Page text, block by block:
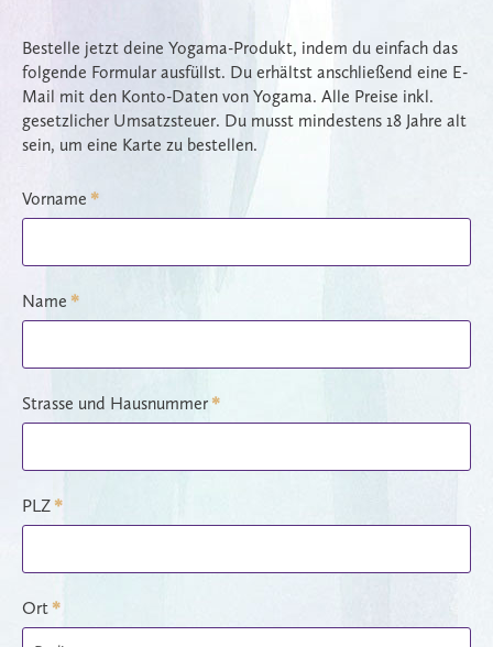
Bestelle jetzt deine Yogama-Produkt, indem du einfach das
folgende Formular ausfüllst. Du erhältst anschließend eine E-
Mail mit den Konto-Daten von Yogama. Alle Preise inkl.
gesetzlicher Umsatzsteuer. Du musst mindestens 18 Jahre alt
sein, um eine Karte zu bestellen.
Vorname *
Name *
Strasse und Hausnummer *
PLZ *
Ort *